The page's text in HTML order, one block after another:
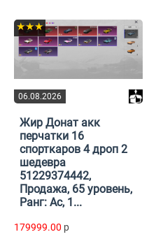
06.08.2026
★★★
Жир Донат акк
перчатки 16
спорткаров 4 дроп 2
шедевра
51229374442,
Продажа, 65 уровень,
Ранг: Ас, 1...
179999.00 p